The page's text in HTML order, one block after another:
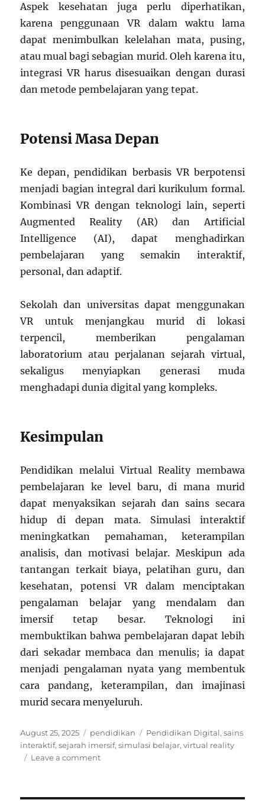
Aspek kesehatan juga perlu diperhatikan,
karena penggunaan VR dalam waktu lama
dapat menimbulkan kelelahan mata, pusing,
atau mual bagi sebagian murid. Oleh karena itu,
integrasi VR harus disesuaikan dengan durasi
dan metode pembelajaran yang tepat.
Potensi Masa Depan
Ke depan, pendidikan berbasis VR berpotensi
menjadi bagian integral dari kurikulum formal.
Kombinasi VR dengan teknologi lain, seperti
Augmented Reality (AR) dan Artificial
Intelligence (AI), dapat menghadirkan
pembelajaran yang semakin interaktif,
personal, dan adaptif.
Sekolah dan universitas dapat menggunakan
VR untuk menjangkau murid di lokasi
terpencil, memberikan pengalaman
laboratorium atau perjalanan sejarah virtual,
sekaligus menyiapkan generasi muda
menghadapi dunia digital yang kompleks.
Kesimpulan
Pendidikan melalui Virtual Reality membawa
pembelajaran ke level baru, di mana murid
dapat menyaksikan sejarah dan sains secara
hidup di depan mata. Simulasi interaktif
meningkatkan pemahaman, keterampilan
analisis, dan motivasi belajar. Meskipun ada
tantangan terkait biaya, pelatihan guru, dan
kesehatan, potensi VR dalam menciptakan
pengalaman belajar yang mendalam dan
imersif tetap besar. Teknologi ini
membuktikan bahwa pembelajaran dapat lebih
dari sekadar membaca dan menulis; ia dapat
menjadi pengalaman nyata yang membentuk
cara pandang, keterampilan, dan imajinasi
murid secara menyeluruh.
Posted
on
August 25, 2025 Categories
pendidikan Tags
Pendidikan Digital,sains
interaktif,sejarah imersif,simulasi belajar,virtual reality
Leave a commenton